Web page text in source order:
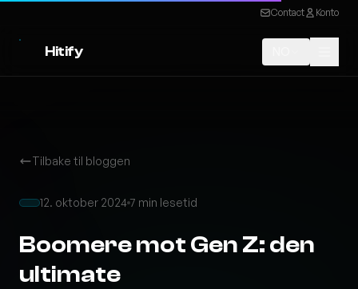
Contact Konto
Hitify
Tilbake til bloggen
12. oktober 2024 7 min lesetid
Boomere mot Gen Z: den
ultimate